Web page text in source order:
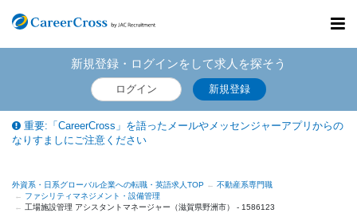
新規登録・ログインをして求人を探そう
ログイン 新規登録
重要:「CareerCross」を語ったメールやメッセンジャーアプリからの
なりすましにご注意ください
外資系・日系グローバル企業への転職・英語求人TOP
不動産系専門職
ファシリティマネジメント・設備管理
工場施設管理 アシスタントマネージャー（滋賀県野洲市） - 1586123